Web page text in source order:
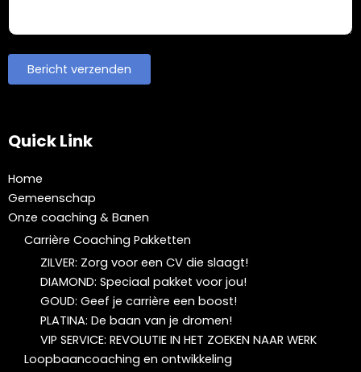
Quick Link
Home
Gemeenschap
Onze coaching & Banen
Carrière Coaching Pakketten
ZILVER: Zorg voor een CV die slaagt!
DIAMOND: Speciaal pakket voor jou!
GOUD: Geef je carrière een boost!
PLATINA: De baan van je dromen!
VIP SERVICE: REVOLUTIE IN HET ZOEKEN NAAR WERK
Loopbaancoaching en ontwikkeling